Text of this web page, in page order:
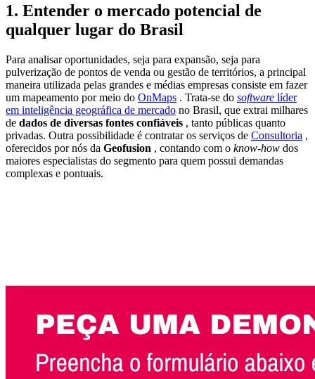
1. Entender o mercado potencial de
qualquer lugar do Brasil
Para analisar oportunidades, seja para expansão, seja para
pulverização de pontos de venda ou gestão de territórios, a principal
maneira utilizada pelas grandes e médias empresas consiste em fazer
um mapeamento por meio do OnMaps . Trata-se do software líder
em inteligência geográfica de mercado no Brasil, que extrai milhares
de dados de diversas fontes confiáveis , tanto públicas quanto
privadas. Outra possibilidade é contratar os serviços de Consultoria ,
oferecidos por nós da Geofusion , contando com o know-how dos
maiores especialistas do segmento para quem possui demandas
complexas e pontuais.